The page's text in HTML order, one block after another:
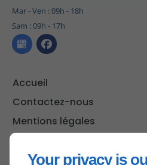
Your privacy is
Mar - Ven : 09h - 18h
Sam : 09h - 17h
Accueil
Contactez-nous
Mentions légales